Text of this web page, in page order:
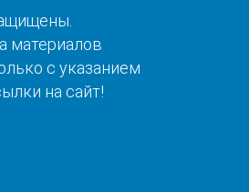
материалов
с указанием
на сайт!